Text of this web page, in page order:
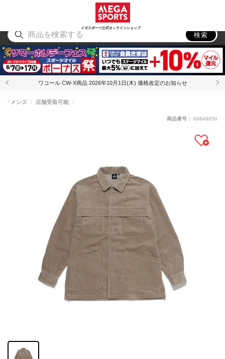
メガスポーツ公式オンラインショップ
アウトドア
検索
ワコール CW-X商品 2026年10月1日(木) 価格改定のお知らせ
メンズ 店舗受取可能
商品番号： 68849850